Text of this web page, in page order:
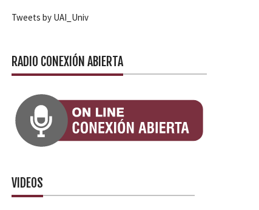
Tweets by UAI_Univ
RADIO CONEXIÓN ABIERTA
VIDEOS